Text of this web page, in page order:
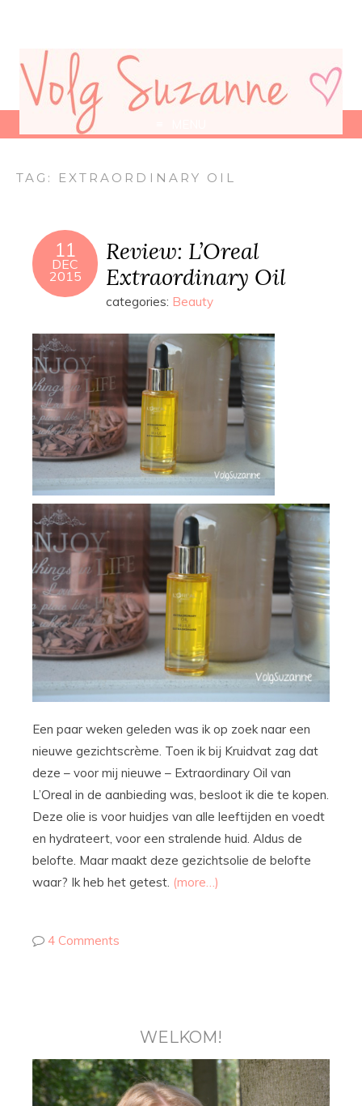
TAG: EXTRAORDINARY OIL
11
DEC
2015
Review: L’Oreal
Extraordinary Oil
categories: Beauty
Een paar weken geleden was ik op zoek naar een
nieuwe gezichtscrème. Toen ik bij Kruidvat zag dat
deze – voor mij nieuwe – Extraordinary Oil van
L’Oreal in de aanbieding was, besloot ik die te kopen.
Deze olie is voor huidjes van alle leeftijden en voedt
en hydrateert, voor een stralende huid. Aldus de
belofte. Maar maakt deze gezichtsolie de belofte
waar? Ik heb het getest. (more…)
4 Comments
WELKOM!